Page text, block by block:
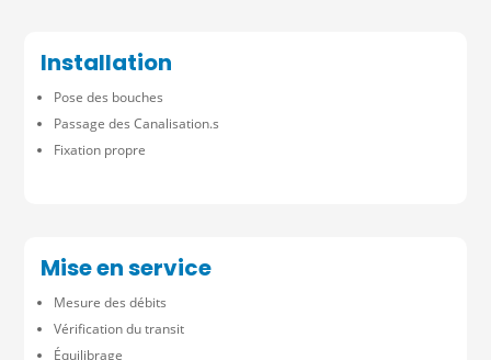
Installation
Pose des bouches
Passage des Canalisation.s
Fixation propre
Mise en service
Mesure des débits
Vérification du transit
Équilibrage